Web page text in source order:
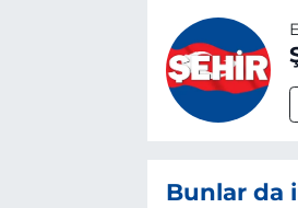
Bunlar da